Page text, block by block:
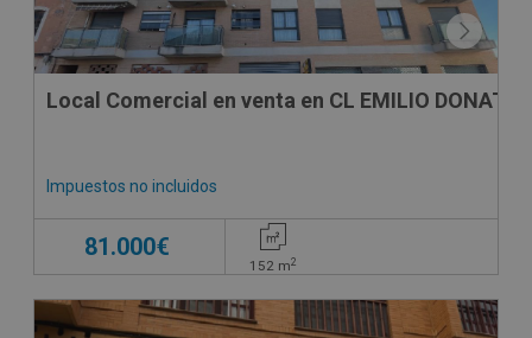
Local Comercial en venta en CL EMILIO DONAT ,
Impuestos no incluidos
81.000€
152 m2
SUJETO A IVA